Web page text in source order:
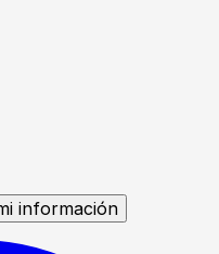
información